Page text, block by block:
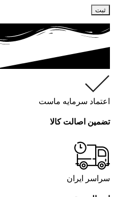
اعتماد سرمایه ماست
تضمین اصالت کالا
سراسر ایران